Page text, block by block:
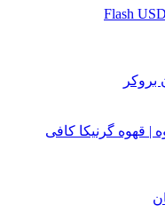
Flash
بروکر
| قهوه گرنیکا کافی